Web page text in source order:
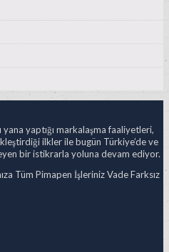
yaptığı markalaşma faaliyetleri,
ilkler ile bugün Türkiye’de ve
bir istikrarla yoluna devam ediyor.
Tüm Pimapen İşleriniz Vade Farksız